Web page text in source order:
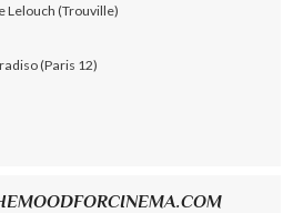
Lelouch (Trouville)
(Paris 12)